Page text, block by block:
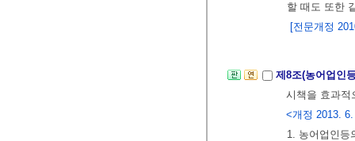
할 때도 또한
[전문개정
제8조(농어업인
시책을 효과적
<개정 2013.
1. 농어업인등